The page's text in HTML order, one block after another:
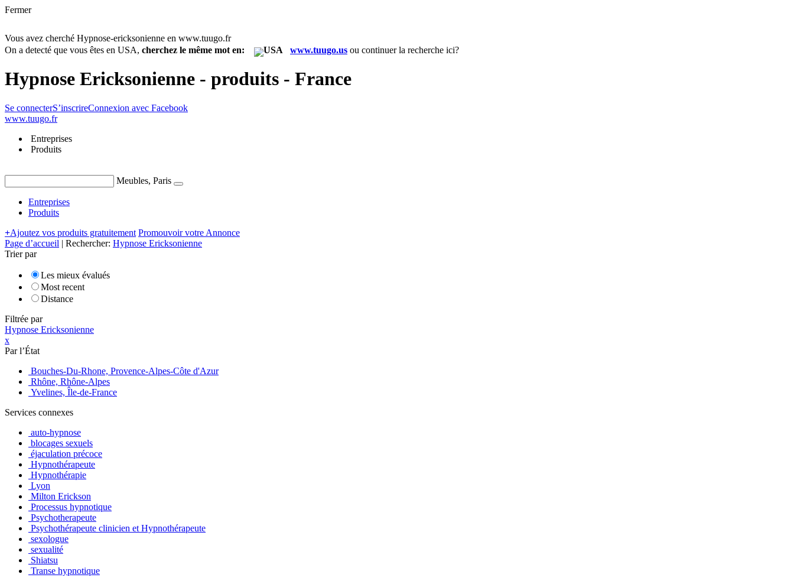
Fermer
Vous avez cherché Hypnose-ericksonienne en www.tuugo.fr
On a detecté que vous êtes en USA, cherchez le même mot en: www.tuugo.us ou continuer la recherche ici?
Hypnose Ericksonienne - produits - France
Se connecterS’inscrireConnexion avec Facebook
www.tuugo.fr
Entreprises
Produits
Meubles, Paris
Entreprises
Produits
+Ajoutez vos produits gratuitement Promouvoir votre Annonce
Page d’accueil | Rechercher: Hypnose Ericksonienne
Trier par
Les mieux évalués
Most recent
Distance
Filtrée par
Hypnose Ericksonienne
x
Par l’État
Bouches-Du-Rhone, Provence-Alpes-Côte d'Azur
Rhône, Rhône-Alpes
Yvelines, Île-de-France
Services connexes
auto-hypnose
blocages sexuels
éjaculation précoce
Hypnothérapeute
Hypnothérapie
Lyon
Milton Erickson
Processus hypnotique
Psychotherapeute
Psychothérapeute clinicien et Hypnothérapeute
sexologue
sexualité
Shiatsu
Transe hypnotique